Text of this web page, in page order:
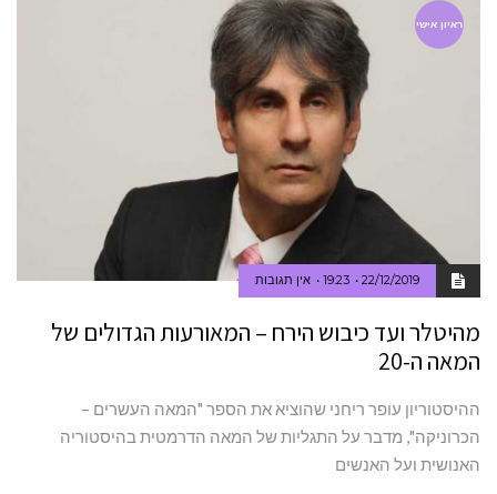
ראיון אישי
22/12/2019
19:23 אין תגובות
מהיטלר ועד כיבוש הירח – המאורעות הגדולים של
המאה ה-20
ההיסטוריון עופר ריחני שהוציא את הספר "המאה העשרים –
הכרוניקה", מדבר על התגליות של המאה הדרמטית בהיסטוריה
האנושית ועל האנשים